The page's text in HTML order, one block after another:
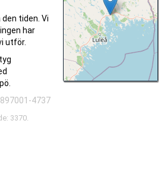
tiden. Vi
har
utför.
4737
3370.